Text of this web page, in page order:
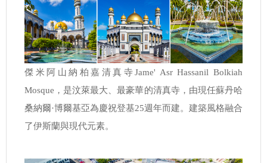
傑米阿山納柏嘉清真寺Jame' Asr Hassanil Bolkiah
Mosque，是汶萊最大、最豪華的清真寺，由現任蘇丹哈
桑納爾·博爾基亞為慶祝登基25週年而建。建築風格融合
了伊斯蘭與現代元素。